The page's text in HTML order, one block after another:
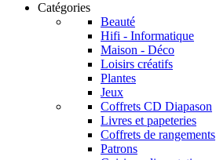
Catégories
Beauté
Hifi - Informatique
Maison - Déco
Loisirs créatifs
Plantes
Jeux
Coffrets CD Diapason
Livres et papeteries
Coffrets de rangements
Patrons